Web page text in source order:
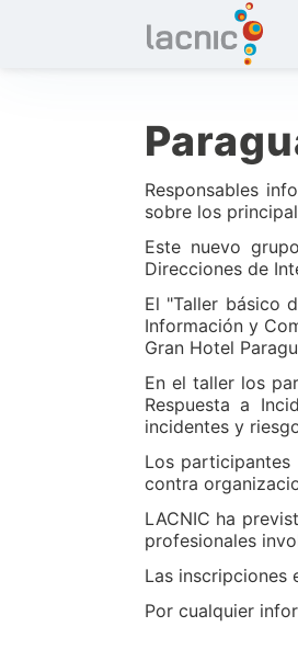
Responsables
sobre los
Este nuevo
Direcciones de
El "Taller básico
Información y
Gran Hotel
En el taller los
Respuesta a
incidentes y
Los
contra
LACNIC ha
profesionales
Las inscripciones
Por cualquier